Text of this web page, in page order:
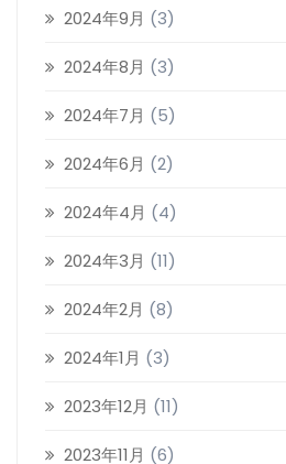
2024年9月 (3)
2024年8月 (3)
2024年7月 (5)
2024年6月 (2)
2024年4月 (4)
2024年3月 (11)
2024年2月 (8)
2024年1月 (3)
2023年12月 (11)
2023年11月 (6)